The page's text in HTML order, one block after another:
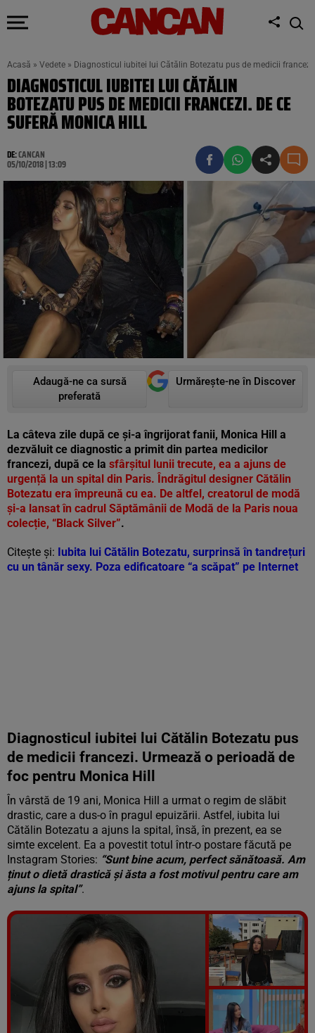
Acasă » Vedete » Diagnosticul iubitei lui Cătălin Botezatu pus de medicii
DIAGNOSTICUL IUBITEI LUI CĂTĂLIN
BOTEZATU PUS DE MEDICII FRANCEZI. DE CE
SUFERĂ MONICA HILL
DE:CANCAN
05/10/2018 | 13:09
Adaugă-ne ca sursă
preferată
Urmărește-ne în Discover
La câteva zile după ce și-a îngrijorat fanii, Monica Hill a
dezvăluit ce diagnostic a primit din partea medicilor
francezi, după ce la sfârșitul lunii trecute, ea a ajuns de
urgență la un spital din Paris. Îndrăgitul designer Cătălin
Botezatu era împreună cu ea. De altfel, creatorul de modă
și-a lansat în cadrul Săptămânii de Modă de la Paris noua
colecție, “Black Silver”.
Citește și: Iubita lui Cătălin Botezatu, surprinsă în tandrețuri
cu un tânăr sexy. Poza edificatoare “a scăpat” pe Internet
Diagnosticul iubitei lui Cătălin Botezatu pus
de medicii francezi. Urmează o perioadă de
foc pentru Monica Hill
În vârstă de 19 ani, Monica Hill a urmat o regim de slăbit
drastic, care a dus-o în pragul epuizării. Astfel, iubita lui
Cătălin Botezatu a ajuns la spital, însă, în prezent, ea se
simte excelent. Ea a povestit totul într-o postare făcută pe
Instagram Stories: “Sunt bine acum, perfect sănătoasă. Am
ținut o dietă drastică și ăsta a fost motivul pentru care am
ajuns la spital”.